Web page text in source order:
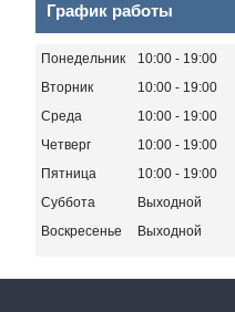
График работы
Понедельник 10:00
19:00
Вторник
10:00
19:00
Среда
10:00
19:00
Четверг
10:00
19:00
Пятница
10:00
19:00
Суббота
Выходной
Воскресенье
Выходной